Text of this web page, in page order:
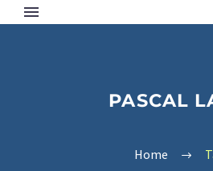
PASCAL
Home